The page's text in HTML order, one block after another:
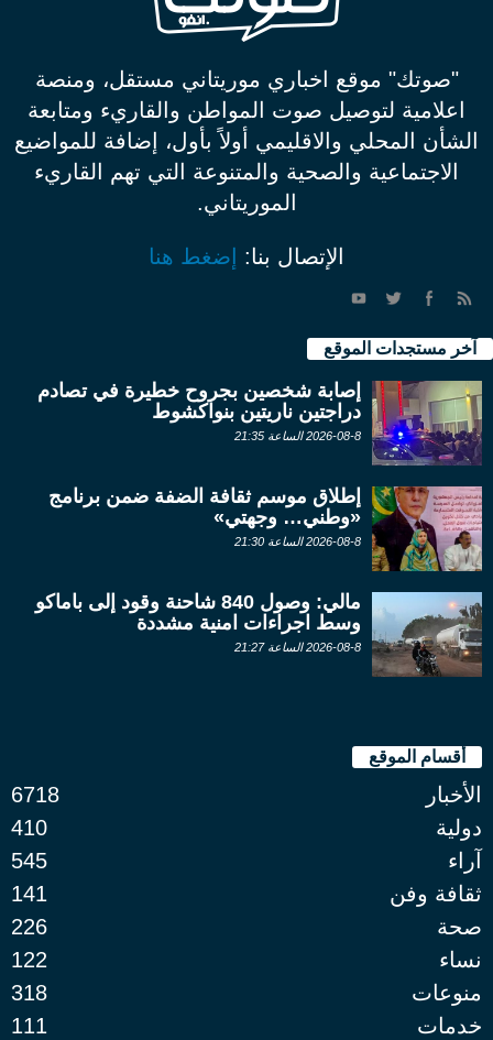
"صوتك" موقع اخباري موريتاني مستقل، ومنصة
اعلامية لتوصيل صوت المواطن والقاريء ومتابعة
الشأن المحلي والاقليمي أولاً بأول، إضافة للمواضيع
الاجتماعية والصحية والمتنوعة التي تهم القاريء
الموريتاني.
الإتصال بنا: إضغط هنا
آخر مستجدات الموقع
إصابة شخصين بجروح خطيرة في تصادم
دراجتين ناريتين بنواكشوط
2026-08-8 الساعة 21:35
إطلاق موسم ثقافة الضفة ضمن برنامج
«وطني… وجهتي»
2026-08-8 الساعة 21:30
مالي: وصول 840 شاحنة وقود إلى باماكو
وسط اجراءات امنية مشددة
2026-08-8 الساعة 21:27
أقسام الموقع
الأخبار
6718
دولية
410
آراء
545
ثقافة وفن
141
صحة
226
نساء
122
منوعات
318
خدمات
111